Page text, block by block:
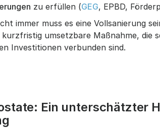
zu erfüllen (GEG, EPBD,
immer muss es eine Vollsanierung
kurzfristig umsetzbare Maßnahme, die
Investitionen verbunden sind.
Ein unterschätzter